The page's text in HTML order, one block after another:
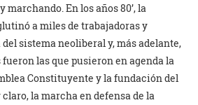
En los años 80’, la
a miles de trabajadoras y
sistema neoliberal y, más adelante,
las que pusieron en agenda la
Constituyente y la fundación del
la marcha en defensa de la